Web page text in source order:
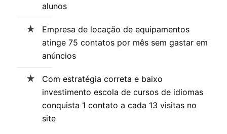
alunos
Empresa de locação de equipamentos
atinge 75 contatos por mês sem gastar em
anúncios
Com estratégia correta e baixo
investimento escola de cursos de idiomas
conquista 1 contato a cada 13 visitas no
site